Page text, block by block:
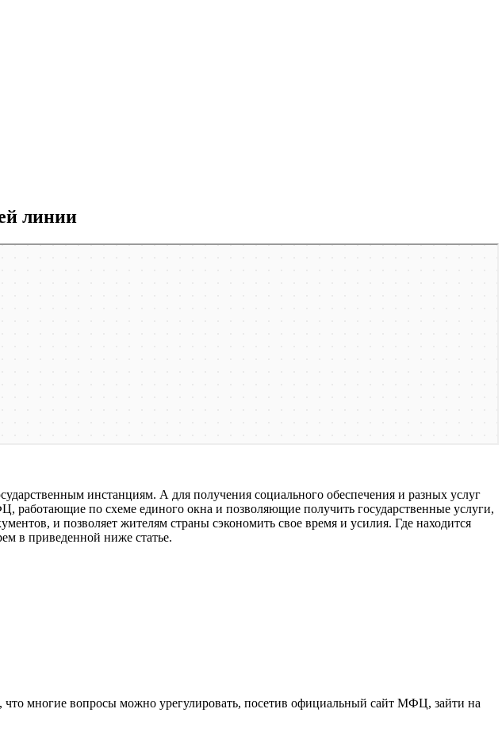
линии
инстанциям. А для получения социального обеспечения и разных услуг
работающие по схеме единого окна и позволяющие получить государственные услуги,
и позволяет жителям страны сэкономить свое время и усилия. Где находится
в приведенной ниже статье.
что многие вопросы можно урегулировать, посетив официальный сайт МФЦ, зайти на